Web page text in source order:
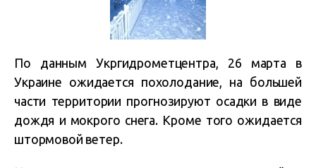
По данным Укргидрометцентра, 26 марта в
Украине ожидается похолодание, на большей
части территории прогнозируют осадки в виде
дождя и мокрого снега. Кроме того ожидается
штормовой ветер.